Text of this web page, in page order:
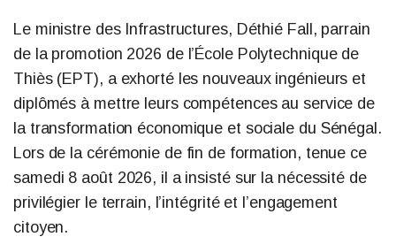
Le ministre des Infrastructures, Déthié Fall, parrain
de la promotion 2026 de l’École Polytechnique de
Thiès (EPT), a exhorté les nouveaux ingénieurs et
diplômés à mettre leurs compétences au service de
la transformation économique et sociale du Sénégal.
Lors de la cérémonie de fin de formation, tenue ce
samedi 8 août 2026, il a insisté sur la nécessité de
privilégier le terrain, l’intégrité et l’engagement
citoyen.